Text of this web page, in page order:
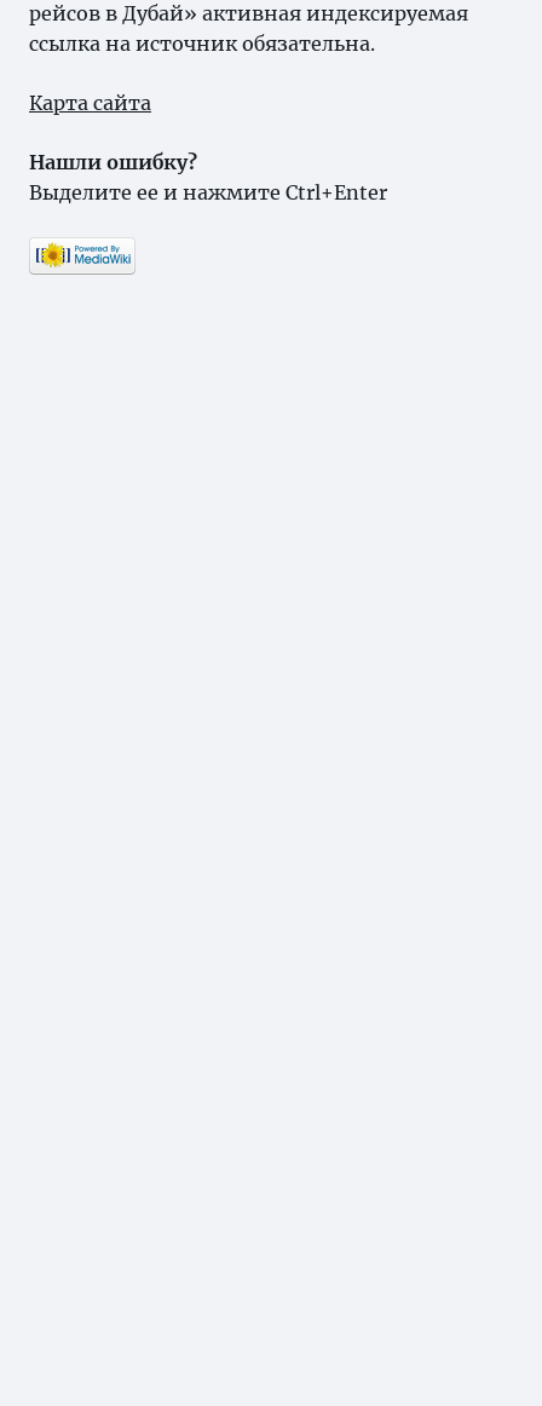
рейсов в Дубай» активная индексируемая
ссылка на источник обязательна.
Карта сайта
Нашли ошибку?
Выделите ее и нажмите Ctrl+Enter